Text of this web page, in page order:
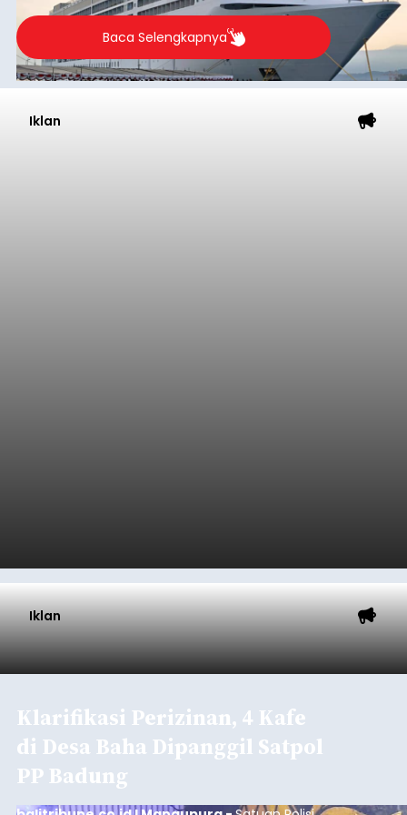
Baca Selengkapnya
Iklan
Iklan
Klarifikasi Perizinan, 4 Kafe
di Desa Baha Dipanggil Satpol
PP Badung